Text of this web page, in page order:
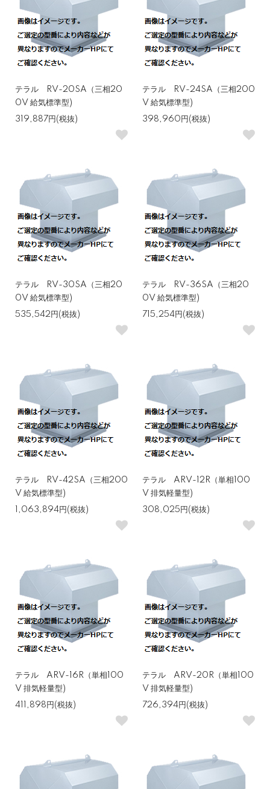
テラル RV-20SA（三相20
0V 給気標準型)
319,887円(税抜)
テラル RV-24SA（三相200
V 給気標準型)
398,960円(税抜)
テラル RV-30SA（三相20
0V 給気標準型)
535,542円(税抜)
テラル RV-36SA（三相20
0V 給気標準型)
715,254円(税抜)
テラル RV-42SA（三相200
V 給気標準型)
1,063,894円(税抜)
テラル ARV-12R（単相100
V 排気軽量型)
308,025円(税抜)
テラル ARV-16R（単相100
V 排気軽量型)
411,898円(税抜)
テラル ARV-20R（単相100
V 排気軽量型)
726,394円(税抜)